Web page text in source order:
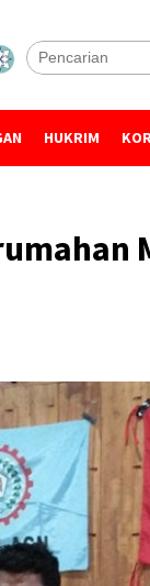
HUKRIM